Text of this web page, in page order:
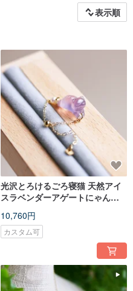
表示順
光沢とろけるごろ寝猫 天然アイ
スラベンダーアゲートにゃんこ
適
10,760円
カスタム可